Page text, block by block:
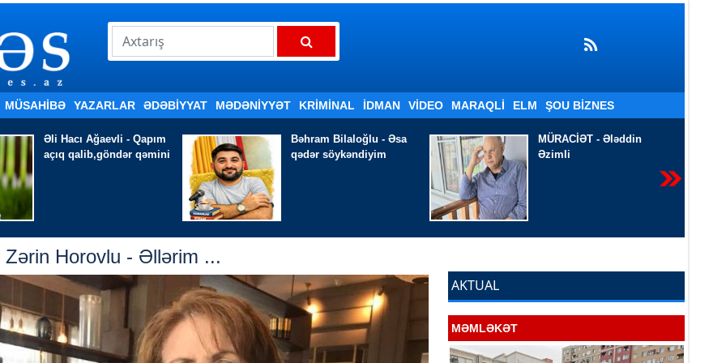
MÜSAHİBƏ YAZARLAR ƏDƏBIYYAT MƏDƏNİYYƏT KRİMİNAL İDMAN VIDEO MARAQLI ELM ŞOU BIZNES
Bəhram Bilaloğlu - Əsa
qədər söykəndiyim
MÜRACİƏT -Ələddin
Əzimli
Tökülür -Ramiz
Qusarçaylı
Horovlu - Əllərim ...
AKTUAL
MƏMLƏKƏT